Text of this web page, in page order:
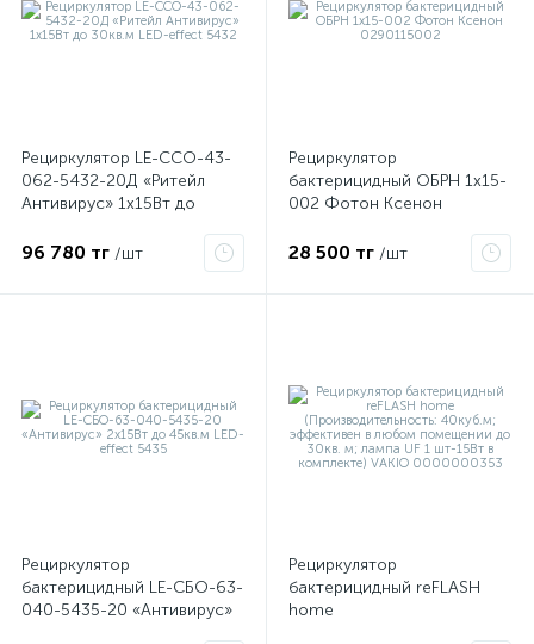
Рециркулятор LE-ССО-43-
062-5432-20Д «Ритейл
Антивирус» 1х15Вт до
96 780 тг /шт
Рециркулятор
бактерицидный ОБРН 1х15-
002 Фотон Ксенон
28 500 тг /шт
Рециркулятор
бактерицидный LE-СБО-63-
040-5435-20 «Антивирус»
Рециркулятор
бактерицидный reFLASH
home